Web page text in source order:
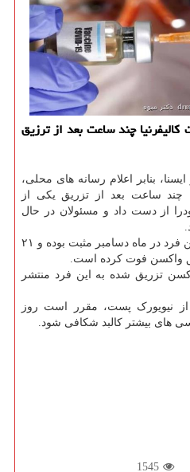
کالیفرنیا چند ساعت بعد از ترزیق
بنابر اعلام رسانه های محلی،
چند ساعت بعد از تزریق یکی از
از دست داد و مسئولان در حال
گفته شده تست کروناویروس این فرد در ماه دسامبر مثبت بوده و ۲۱
واکسن فوت کرده است.
تزریق شده به این فرد منتشر
نیویورک پست، مقرر است روز
های بیشتر کالبد شکافی شود.
1545